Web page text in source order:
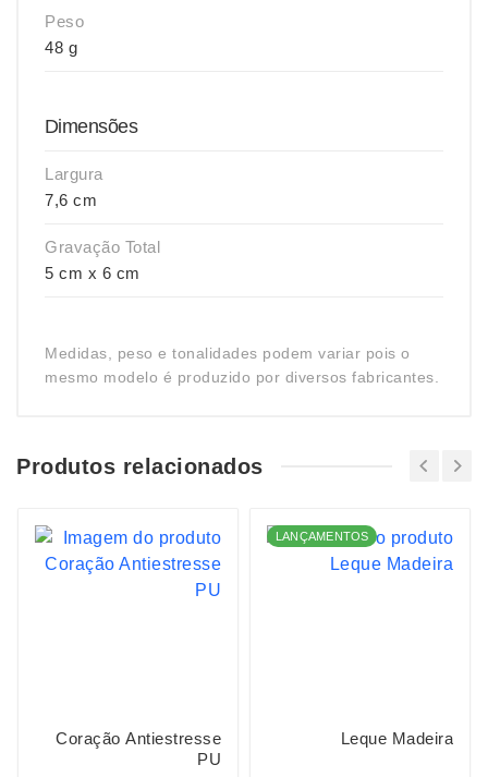
Peso
48 g
Dimensões
Largura
7,6 cm
Gravação Total
5 cm x 6 cm
Medidas, peso e tonalidades podem variar pois o
mesmo modelo é produzido por diversos fabricantes.
Produtos relacionados
Coração Antiestresse
PU
LANÇAMENTOS
Leque Madeira